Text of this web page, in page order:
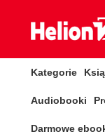
Kategorie
Audiobooki
Darmowe